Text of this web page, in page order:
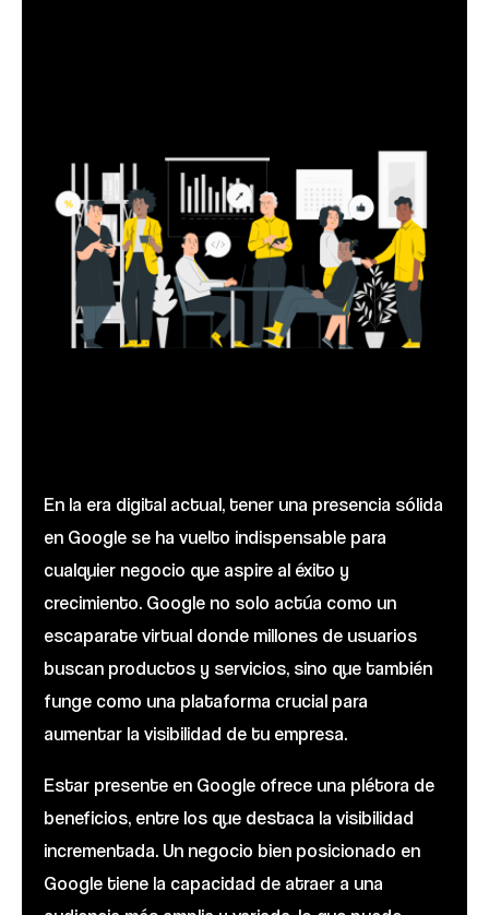
En la era digital actual, tener una presencia sólida
en Google se ha vuelto indispensable para
cualquier negocio que aspire al éxito y
crecimiento. Google no solo actúa como un
escaparate virtual donde millones de usuarios
buscan productos y servicios, sino que también
funge como una plataforma crucial para
aumentar la visibilidad de tu empresa.
Estar presente en Google ofrece una plétora de
beneficios, entre los que destaca la visibilidad
incrementada. Un negocio bien posicionado en
Google tiene la capacidad de atraer a una